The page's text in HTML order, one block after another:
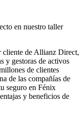
en nuestro taller
cliente de Allianz Direct,
y gestoras de activos
de clientes
de las compañías de
seguro en Fénix
y beneficios de